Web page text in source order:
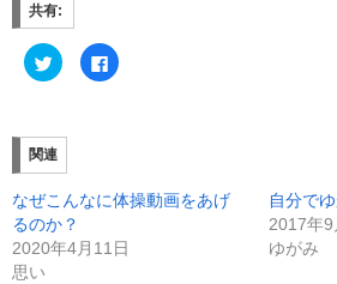
共有:
ク
リ
T
w
i
t
e
r
で
共
F
a
共
有
に
は
関連
なぜこんなに体操動画をあげ
るのか？
2020年4月11日
思い
自分で
2017年9
ゆがみ